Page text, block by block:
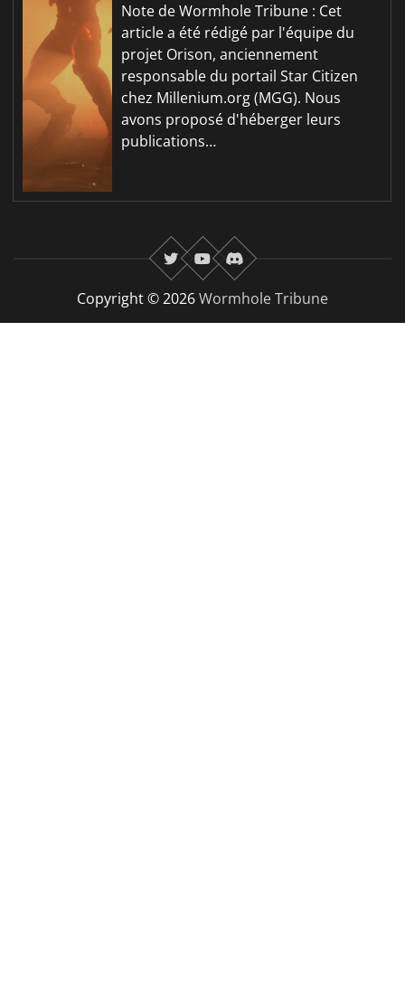
Note de Wormhole Tribune : Cet
article a été rédigé par l'équipe du
projet Orison, anciennement
responsable du portail Star Citizen
chez Millenium.org (MGG). Nous
avons proposé d'héberger leurs
publications…
twitteryoutubeDiscord
Copyright © 2026Wormhole Tribune